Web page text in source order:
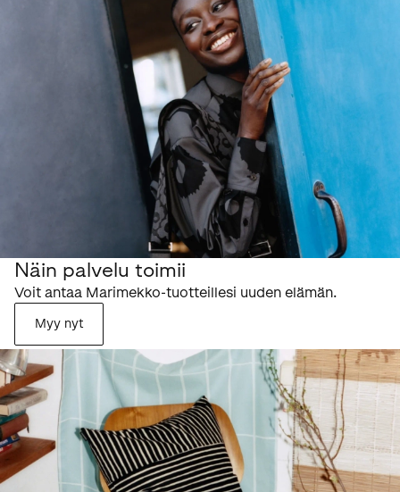
Näin palvelu toimii
Voit antaa Marimekko-tuotteillesi uuden elämän.
Myy nyt